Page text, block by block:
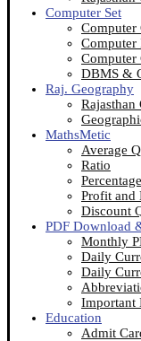
Computer Set
Computer
Computer
Computer
DBMS &
Raj. Geography
MathsMetic
Average
Ratio
Percentage
Profit and
Discount
PDF Download
Monthly
Daily
Daily
Important
Education
Admit